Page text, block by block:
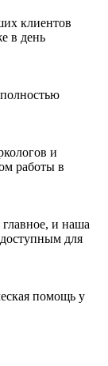
клиентов
в день
и
работы в
и наша
для
помощь у